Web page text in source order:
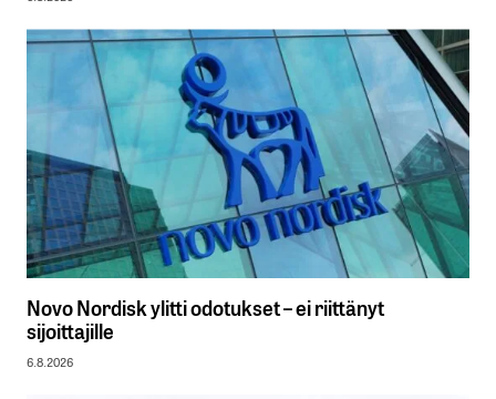
Novo Nordisk ylitti odotukset – ei riittänyt
sijoittajille
6.8.2026